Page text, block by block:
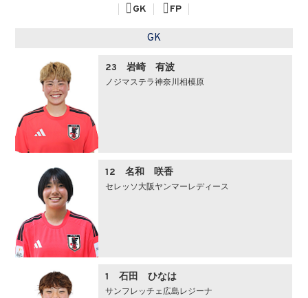
GK FP
GK
23 岩崎 有波
ノジマステラ神奈川相模原
12 名和 咲香
セレッソ大阪ヤンマーレディース
1 石田 ひなは
サンフレッチェ広島レジーナ